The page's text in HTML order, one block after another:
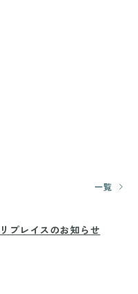
一覧
プレイスのお知らせ